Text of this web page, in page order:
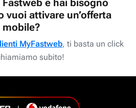
vuoi attivare un’offerta
mobile?
MyFastweb, ti basta un click
subito!